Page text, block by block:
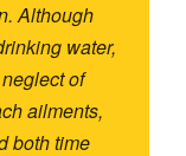
Although
water,
of
ailments,
both time